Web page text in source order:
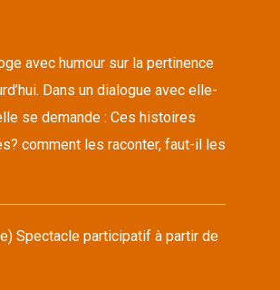
avec humour sur la pertinence
Dans un dialogue avec elle-
se demande : Ces histoires
comment les raconter, faut-il les
Spectacle participatif à partir de